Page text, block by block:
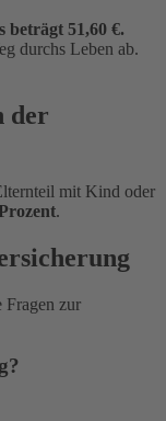
beträgt 51,60 €.
durchs Leben ab.
der
mit Kind oder
.
Fragen zur